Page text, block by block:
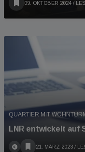
09. OKTOBER 2024 /
QUARTIER MIT
LNR entwickelt auf
21. MÄRZ 2023 /